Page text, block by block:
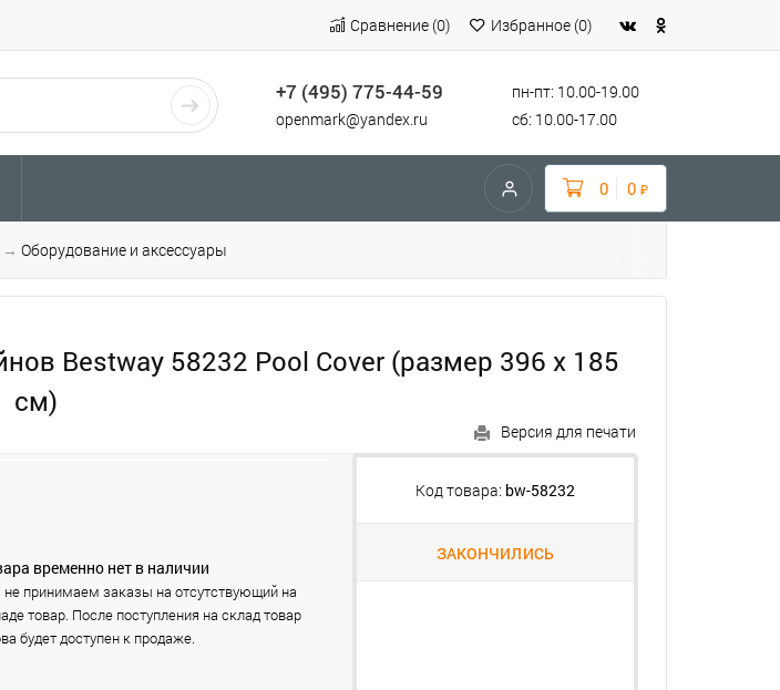
Сравнение (0) Избранное (0)
+7 (495) 775-44-59
openmark@yandex.ru
пн-пт: 10.00-19.00
сб: 10.00-17.00
0 0 ₽
→ Оборудование и аксессуары
Bestway 58232 Pool Cover (размер 396 х 185
см)
Версия для печати
Код товара: bw-58232
ЗАКОНЧИЛИСЬ
временно нет в наличии
принимаем заказы на отсутствующий на
товар. После поступления на склад товар
будет доступен к продаже.